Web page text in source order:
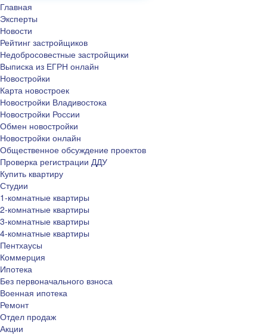
Главная
Эксперты
Новости
Рейтинг застройщиков
Недобросовестные застройщики
Выписка из ЕГРН онлайн
Новостройки
Карта новостроек
Новостройки Владивостока
Новостройки России
Обмен новостройки
Новостройки онлайн
Общественное обсуждение проектов
Проверка регистрации ДДУ
Купить квартиру
Студии
1-комнатные квартиры
2-комнатные квартиры
3-комнатные квартиры
4-комнатные квартиры
Пентхаусы
Коммерция
Ипотека
Без первоначального взноса
Военная ипотека
Ремонт
Отдел продаж
Акции